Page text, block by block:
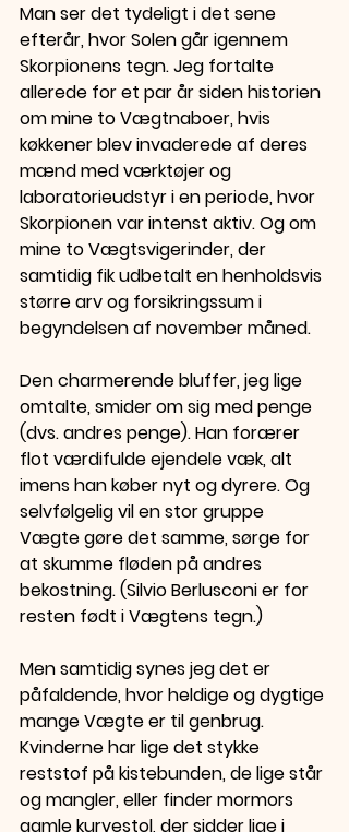
Man ser det tydeligt i det sene
efterår, hvor Solen går igennem
Skorpionens tegn. Jeg fortalte
allerede for et par år siden historien
om mine to Vægtnaboer, hvis
køkkener blev invaderede af deres
mænd med værktøjer og
laboratorieudstyr i en periode, hvor
Skorpionen var intenst aktiv. Og om
mine to Vægtsvigerinder, der
samtidig fik udbetalt en henholdsvis
større arv og forsikringssum i
begyndelsen af november måned.
Den charmerende bluffer, jeg lige
omtalte, smider om sig med penge
(dvs. andres penge). Han forærer
flot værdifulde ejendele væk, alt
imens han køber nyt og dyrere. Og
selvfølgelig vil en stor gruppe
Vægte gøre det samme, sørge for
at skumme fløden på andres
bekostning. (Silvio Berlusconi er for
resten født i Vægtens tegn.)
Men samtidig synes jeg det er
påfaldende, hvor heldige og dygtige
mange Vægte er til genbrug.
Kvinderne har lige det stykke
reststof på kistebunden, de lige står
og mangler, eller finder mormors
gamle kurvestol, der sidder lige i